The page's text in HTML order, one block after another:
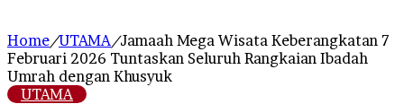
Home/UTAMA/Jamaah Mega Wisata Keberangkatan 7
Februari 2026 Tuntaskan Seluruh Rangkaian Ibadah
Umrah dengan Khusyuk
UTAMA